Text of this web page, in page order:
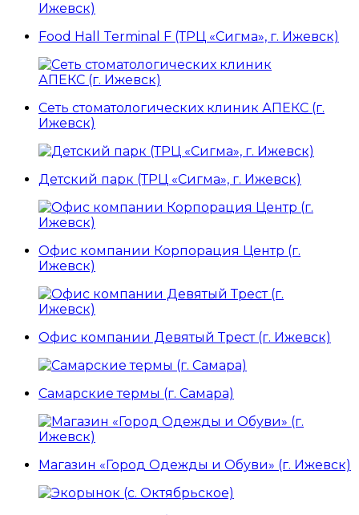
Food Hall Terminal F (ТРЦ «Сигма», г. Ижевск)
Сеть стоматологических клиник АПЕКС (г.
Ижевск)
Детский парк (ТРЦ «Сигма», г. Ижевск)
Офис компании Корпорация Центр (г.
Ижевск)
Офис компании Девятый Трест (г. Ижевск)
Самарские термы (г. Самара)
Магазин «Город Одежды и Обуви» (г. Ижевск)